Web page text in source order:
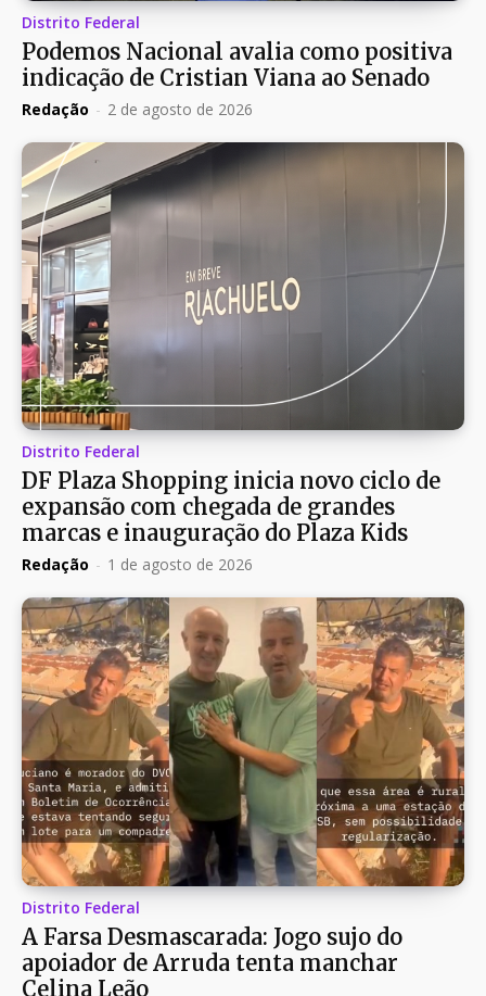
Distrito Federal
Podemos Nacional avalia como positiva
indicação de Cristian Viana ao Senado
Redação - 2 de agosto de 2026
Distrito Federal
DF Plaza Shopping inicia novo ciclo de
expansão com chegada de grandes
marcas e inauguração do Plaza Kids
Redação - 1 de agosto de 2026
Distrito Federal
A Farsa Desmascarada: Jogo sujo do
apoiador de Arruda tenta manchar
Celina Leão